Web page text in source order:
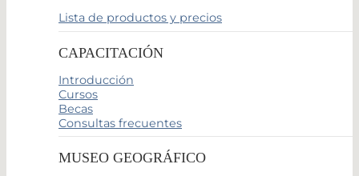
Lista de productos y precios
CAPACITACIÓN
Introducción
Cursos
Becas
Consultas frecuentes
MUSEO GEOGRÁFICO